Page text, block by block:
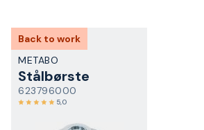
Back to work
METABO
Stålbørste
623796000
5,0